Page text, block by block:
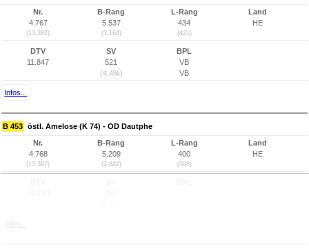
Nr.
4.767
(13.382)
B-Rang
5.537
(3.164)
L-Rang
434
(421)
Land
HE
DTV
11.847
SV
521
(4,4%)
BPL
VB
VB
Infos...
B 453 östl. Amelose (K 74) - OD Dautphe
Nr.
4.768
(13.387)
B-Rang
5.209
(2.842)
L-Rang
400
(388)
Land
HE
Infos...